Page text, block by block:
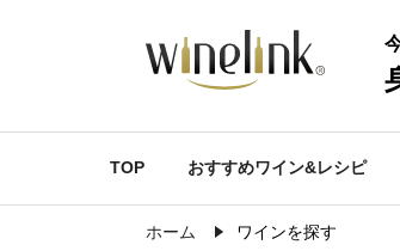
TOP おすすめワイン&レシピ
ホーム ワインを探す